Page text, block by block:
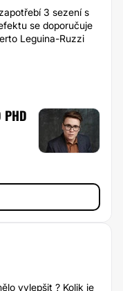
3 sezení s
se doporučuje
Leguina-Ruzzi
PHD
vylepšit ? Kolik je